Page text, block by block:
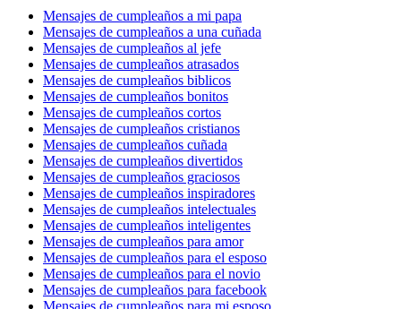
Mensajes de cumpleaños a mi papa
Mensajes de cumpleaños a una cuñada
Mensajes de cumpleaños al jefe
Mensajes de cumpleaños atrasados
Mensajes de cumpleaños biblicos
Mensajes de cumpleaños bonitos
Mensajes de cumpleaños cortos
Mensajes de cumpleaños cristianos
Mensajes de cumpleaños cuñada
Mensajes de cumpleaños divertidos
Mensajes de cumpleaños graciosos
Mensajes de cumpleaños inspiradores
Mensajes de cumpleaños intelectuales
Mensajes de cumpleaños inteligentes
Mensajes de cumpleaños para amor
Mensajes de cumpleaños para el esposo
Mensajes de cumpleaños para el novio
Mensajes de cumpleaños para facebook
Mensajes de cumpleaños para mi esposo